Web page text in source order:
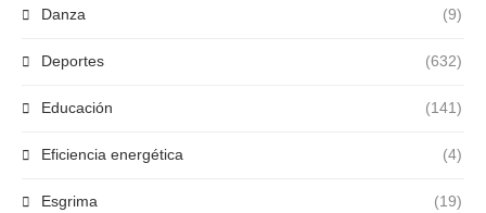
Danza (9)
Deportes (632)
Educación (141)
Eficiencia energética (4)
Esgrima (19)